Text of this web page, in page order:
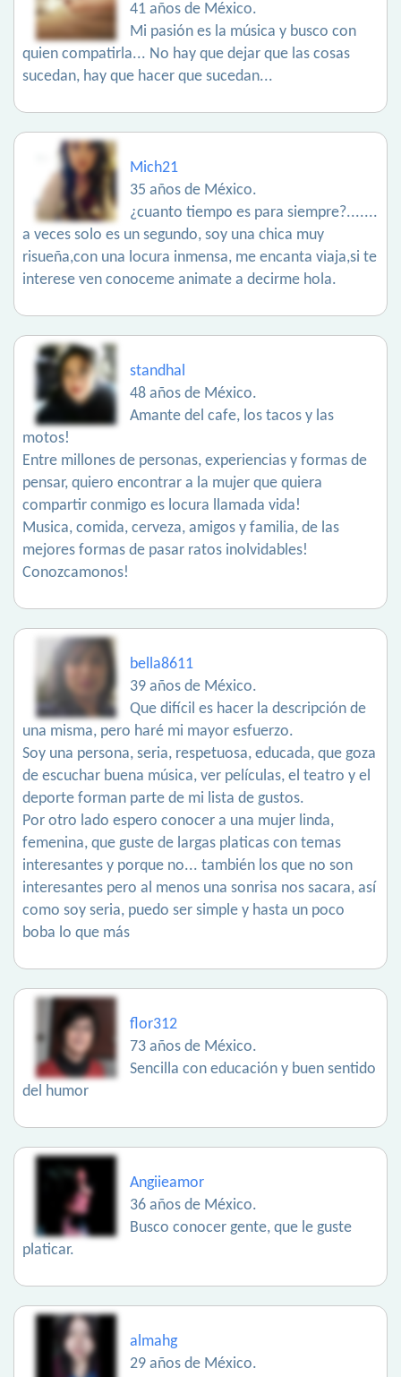
41 años de México.
Mi pasión es la música y busco con
quien compatirla... No hay que dejar que las cosas
sucedan, hay que hacer que sucedan...
Mich21
35 años de México.
¿cuanto tiempo es para siempre?.......
a veces solo es un segundo, soy una chica muy
risueña,con una locura inmensa, me encanta viaja,si te
interese ven conoceme animate a decirme hola.
standhal
48 años de México.
Amante del cafe, los tacos y las
motos!
Entre millones de personas, experiencias y formas de
pensar, quiero encontrar a la mujer que quiera
compartir conmigo es locura llamada vida!
Musica, comida, cerveza, amigos y familia, de las
mejores formas de pasar ratos inolvidables!
Conozcamonos!
bella8611
39 años de México.
Que difícil es hacer la descripción de
una misma, pero haré mi mayor esfuerzo.
Soy una persona, seria, respetuosa, educada, que goza
de escuchar buena música, ver películas, el teatro y el
deporte forman parte de mi lista de gustos.
Por otro lado espero conocer a una mujer linda,
femenina, que guste de largas platicas con temas
interesantes y porque no... también los que no son
interesantes pero al menos una sonrisa nos sacara, así
como soy seria, puedo ser simple y hasta un poco
boba lo que más
flor312
73 años de México.
Sencilla con educación y buen sentido
del humor
Angiieamor
36 años de México.
Busco conocer gente, que le guste
platicar.
almahg
29 años de México.